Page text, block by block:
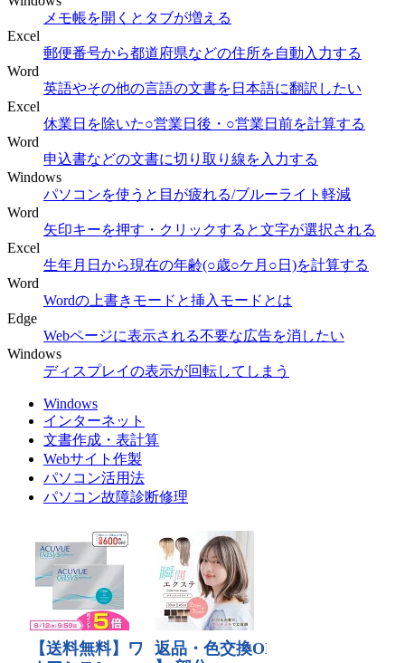
メモ帳を開くとタブが増える
Excel
郵便番号から都道府県などの住所を自動入力する
Word
英語やその他の言語の文書を日本語に翻訳したい
Excel
休業日を除いた○営業日後・○営業日前を計算する
Word
申込書などの文書に切り取り線を入力する
Windows
パソコンを使うと目が疲れる/ブルーライト軽減
Word
矢印キーを押す・クリックすると文字が選択される
Excel
生年月日から現在の年齢(○歳○ケ月○日)を計算する
Word
Wordの上書きモードと挿入モードとは
Edge
Webページに表示される不要な広告を消したい
Windows
ディスプレイの表示が回転してしまう
Windows
インターネット
文書作成・表計算
Webサイト作製
パソコン活用法
パソコン故障診断修理